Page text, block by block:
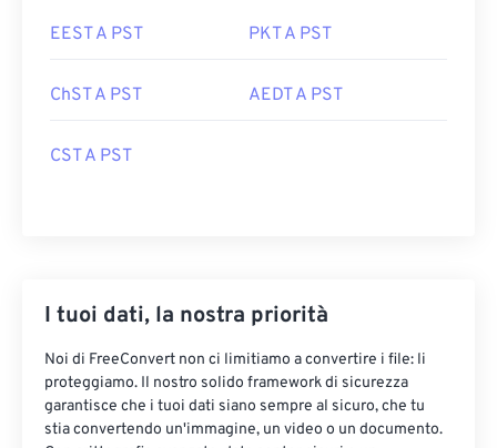
EEST A PST PKT A PST
ChST A PST AEDT A PST
CST A PST
I tuoi dati, la nostra priorità
Noi di FreeConvert non ci limitiamo a convertire i file: li
proteggiamo. Il nostro solido framework di sicurezza
garantisce che i tuoi dati siano sempre al sicuro, che tu
stia convertendo un'immagine, un video o un documento.